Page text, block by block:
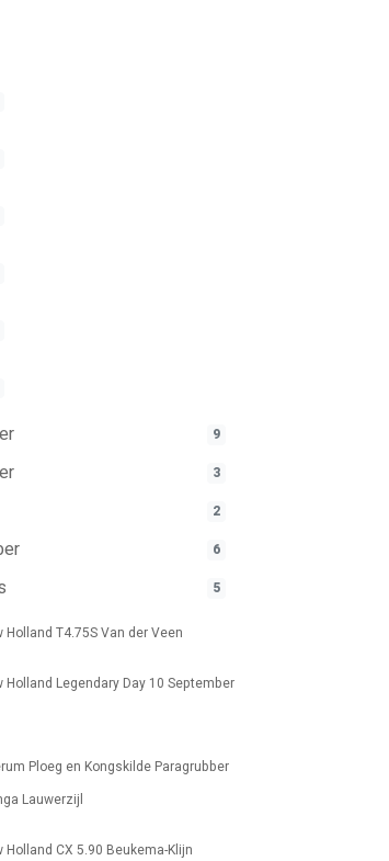
9
3
2
6
5
Holland T4.75S Van der Veen
Holland Legendary Day 10 September
Ploeg en Kongskilde Paragrubber
Lauwerzijl
Holland CX 5.90 Beukema-Klijn